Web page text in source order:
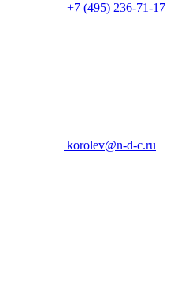
+7 (495) 236-71-17
korolev@n-d-c.ru